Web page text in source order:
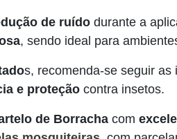
de ruído durante a
, sendo ideal para
s, recomenda-se seguir
e proteção contra insetos.
de Borracha com